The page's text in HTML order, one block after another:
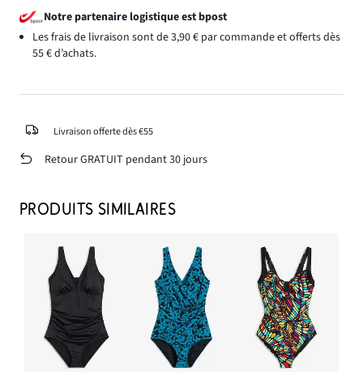
Notre partenaire logistique est bpost
Les frais de livraison sont de 3,90 € par commande et offerts dès
55 € d’achats.
Livraison offerte dès €55
Retour GRATUIT pendant 30 jours
PRODUITS SIMILAIRES